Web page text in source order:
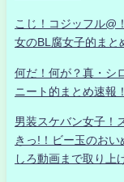
こじ！コジッフル@
女のBL腐女子的まと
何だ！何が？真・
ニート的まとめ速報
男装スケバン女子！
きっ!！ビー玉のお
しろ動画まで取り上